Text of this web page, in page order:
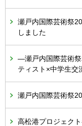
瀬戸内国際芸術祭
しました
―瀬戸内国際芸術
ティスト×中学生交
瀬戸内国際芸術祭
高松港プロジェク